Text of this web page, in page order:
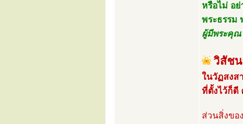
หรือไม่ อ
พระธรรม
ผู้มีพระคุ
วิสัช
ในวัฏสงส
ที่ตั้งไว้ก็ดี
ส่วนสิ่งขอ